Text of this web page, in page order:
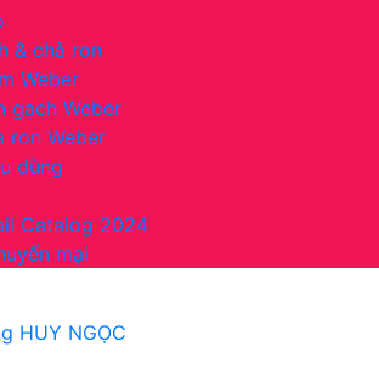
& chà ron
Weber
gạch Weber
ron Weber
dùng
Catalog 2024
mại
HUY NGỌC